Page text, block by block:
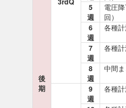
後
期
5
週
電圧
回）
6
週
各種
7
週
各種
8
週
中間
9
週
各種